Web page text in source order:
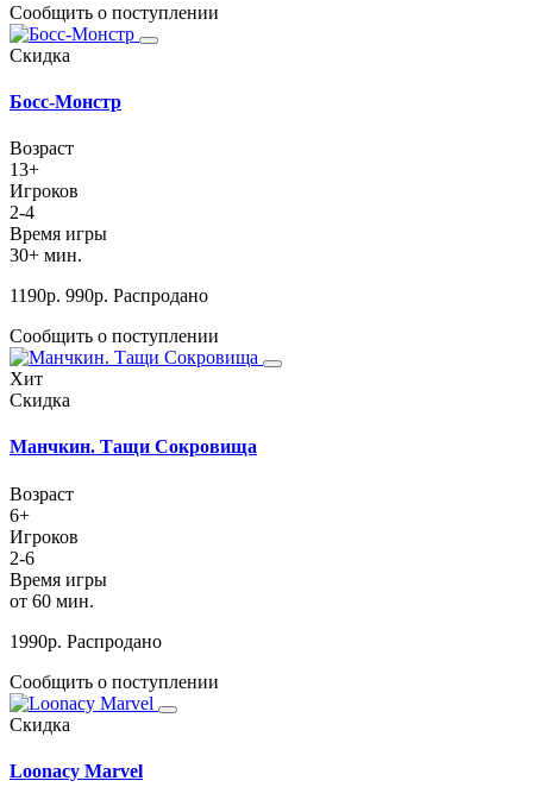
Сообщить о поступлении
Скидка
Босс-Монстр
Возраст
13+
Игроков
2-4
Время игры
30+ мин.
1190р. 990р. Распродано
Сообщить о поступлении
Хит
Скидка
Манчкин. Тащи Сокровища
Возраст
6+
Игроков
2-6
Время игры
от 60 мин.
1990р. Распродано
Сообщить о поступлении
Скидка
Loonacy Marvel